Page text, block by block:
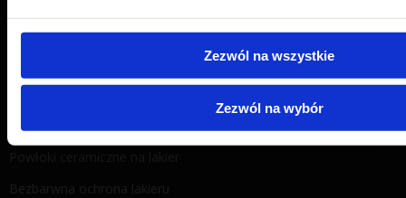
Zezwól na wszystkie
Zezwól na wybór
Bezbarwna ochrona lakieru